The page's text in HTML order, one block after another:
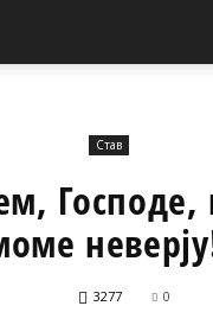
Став
3277 0